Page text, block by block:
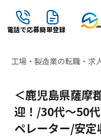
電話で応募簡単登録
工場・製造業の転職・求
＜鹿児島県薩摩
迎！/30代～50
ペレーター/安